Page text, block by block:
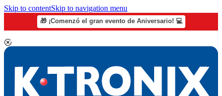
Skip to contentSkip to navigation menu
🎁 ¡Comenzó el gran evento de Aniversario! 💻